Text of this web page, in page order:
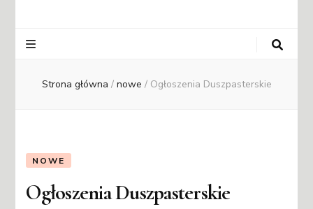
Strona główna / nowe / Ogłoszenia Duszpasterskie
NOWE
Ogłoszenia Duszpasterskie